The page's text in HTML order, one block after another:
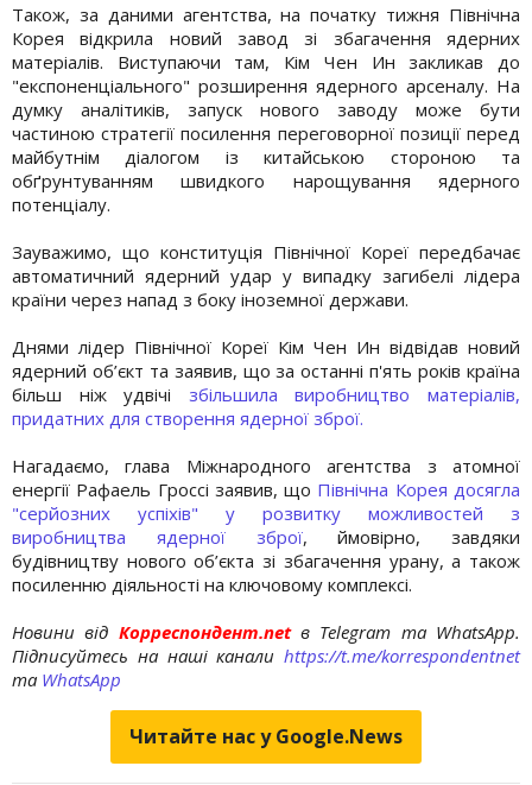
Також, за даними агентства, на початку тижня Північна
Корея відкрила новий завод зі збагачення ядерних
матеріалів. Виступаючи там, Кім Чен Ин закликав до
"експоненціального" розширення ядерного арсеналу. На
думку аналітиків, запуск нового заводу може бути
частиною стратегії посилення переговорної позиції перед
майбутнім діалогом із китайською стороною та
обґрунтуванням швидкого нарощування ядерного
потенціалу.
Зауважимо, що конституція Північної Кореї передбачає
автоматичний ядерний удар у випадку загибелі лідера
країни через напад з боку іноземної держави.
Днями лідер Північної Кореї Кім Чен Ин відвідав новий
ядерний об’єкт та заявив, що за останні п'ять років країна
більш ніж удвічі збільшила виробництво матеріалів,
придатних для створення ядерної зброї.
Нагадаємо, глава Міжнародного агентства з атомної
енергії Рафаель Гроссі заявив, що Північна Корея досягла
"серйозних успіхів" у розвитку можливостей з
виробництва ядерної зброї, ймовірно, завдяки
будівництву нового об’єкта зі збагачення урану, а також
посиленню діяльності на ключовому комплексі.
Новини від Корреспондент.netв Telegram та WhatsApp.
Підписуйтесь на наші канали https://t.me/korrespondentnet
та WhatsApp
Читайте нас у Google.News